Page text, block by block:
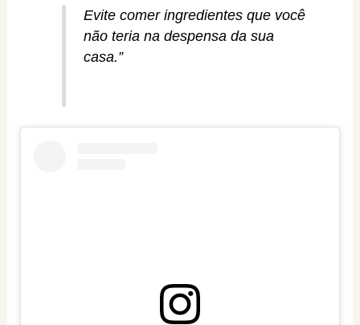
Evite comer ingredientes que você
não teria na despensa da sua
casa.”